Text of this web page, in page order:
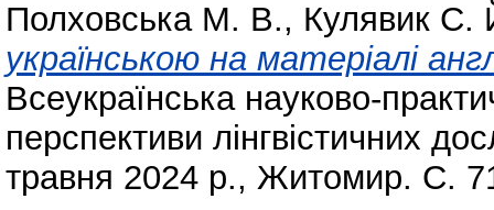
Полховська М. В., Кулявик С.
українською на матеріалі
Всеукраїнська науково-
перспективи лінгвістичних
травня 2024 р., Житомир. С.